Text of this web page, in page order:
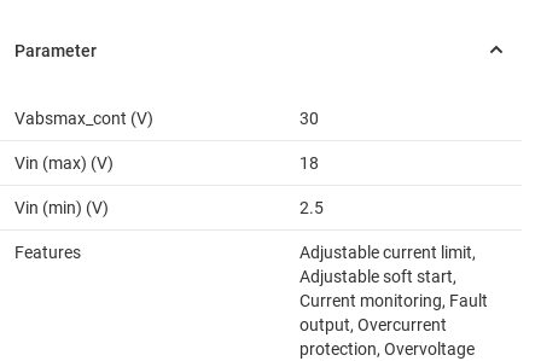
Vabsmax_cont (V) 30
Vin (max) (V) 18
Vin (min) (V) 2.5
Features
Adjustable current limit,
Adjustable soft start,
Current monitoring, Fault
output, Overcurrent
protection, Overvoltage